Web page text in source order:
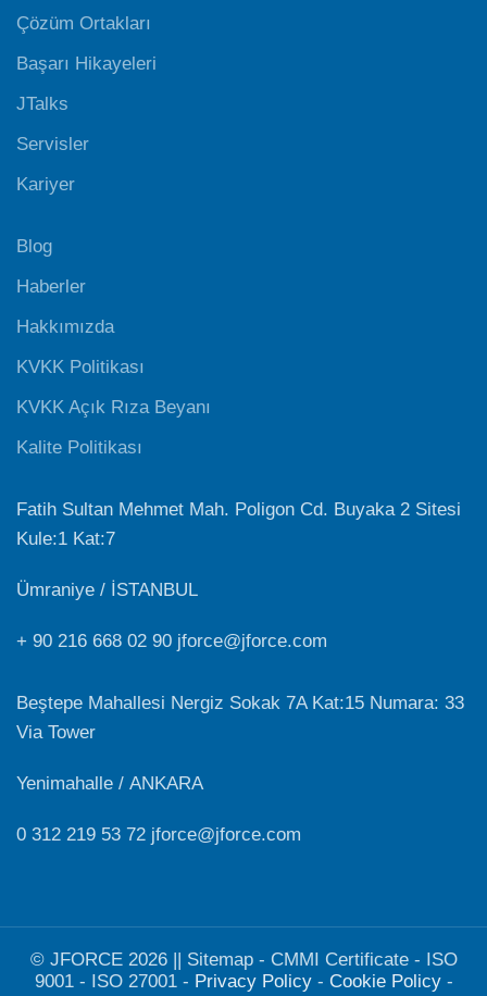
Çözüm Ortakları
Başarı Hikayeleri
JTalks
Servisler
Kariyer
Blog
Haberler
Hakkımızda
KVKK Politikası
KVKK Açık Rıza Beyanı
Kalite Politikası
Fatih Sultan Mehmet Mah. Poligon Cd. Buyaka 2 Sitesi
Kule:1 Kat:7
Ümraniye / İSTANBUL
+ 90 216 668 02 90 jforce@jforce.com
Beştepe Mahallesi Nergiz Sokak 7A Kat:15 Numara: 33
Via Tower
Yenimahalle / ANKARA
0 312 219 53 72 jforce@jforce.com
© JFORCE 2026 || Sitemap - CMMI Certificate - ISO
9001 - ISO 27001 - Privacy Policy- Cookie Policy-